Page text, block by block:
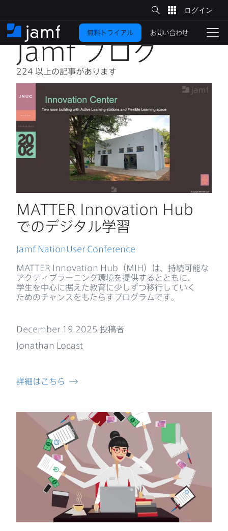
イ
ン
コ
テ
ン
に
動
サ
イ
ト
検
索
ホ
ー
ナ
無料トライアル お問い合わせ
Jamfブログ
224 以上の​記事が​あります
MATTER Innovation Hub
での​デジタル学習
Jamf NationUser Conference
MATTER Innovation Hub （MIH ）は、​持続可能な​
アクティブラーニング環境を​提供するとともに、​
学生を​中心に​据えた​教育に​少しずつ移行していく​
ための​チャンスを​もたらすプログラムです。
詳細は​こちら
December 19 2025 投稿者
Jonathan Locast